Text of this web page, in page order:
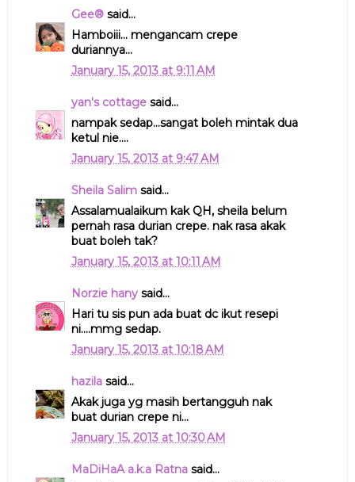
Gee®said...
Hamboiii... mengancam crepe
duriannya...
January 15, 2013 at 9:11 AM
yan's cottagesaid...
nampak sedap...sangat boleh mintak dua
ketul nie....
January 15, 2013 at 9:47 AM
Sheila Salimsaid...
Assalamualaikum kak QH, sheila belum
pernah rasa durian crepe. nak rasa akak
buat boleh tak?
January 15, 2013 at 10:11 AM
Norzie hanysaid...
Hari tu sis pun ada buat dc ikut resepi
ni....mmg sedap.
January 15, 2013 at 10:18 AM
hazilasaid...
Akak juga yg masih bertangguh nak
buat durian crepe ni...
January 15, 2013 at 10:30 AM
MaDiHaA a.k.a Ratnasaid...